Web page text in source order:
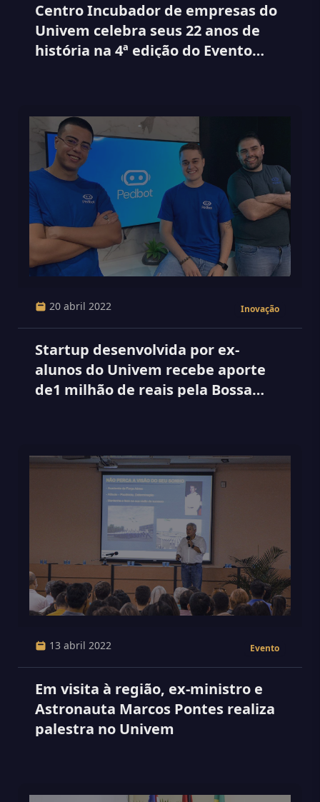
Centro Incubador de empresas do
Univem celebra seus 22 anos de
história na 4ª edição do Evento
20 abril 2022 Inovação
Startup desenvolvida por ex-
alunos do Univem recebe aporte
de1 milhão de reais pela Bossa
13 abril 2022 Evento
Em visita à região, ex-ministro e
Astronauta Marcos Pontes realiza
palestra no Univem